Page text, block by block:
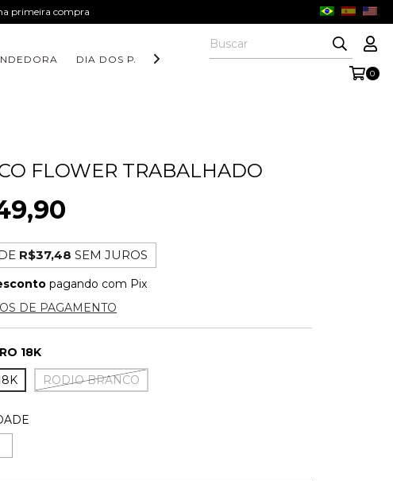
primeira compra
DIA DOS PAIS COLEÇÃO AURORA COLEÇÃO FORM
0
FLOWER TRABALHADO
R$37,48 SEM JUROS
pagando com Pix
DE PAGAMENTO
18K
RODIO BRANCO